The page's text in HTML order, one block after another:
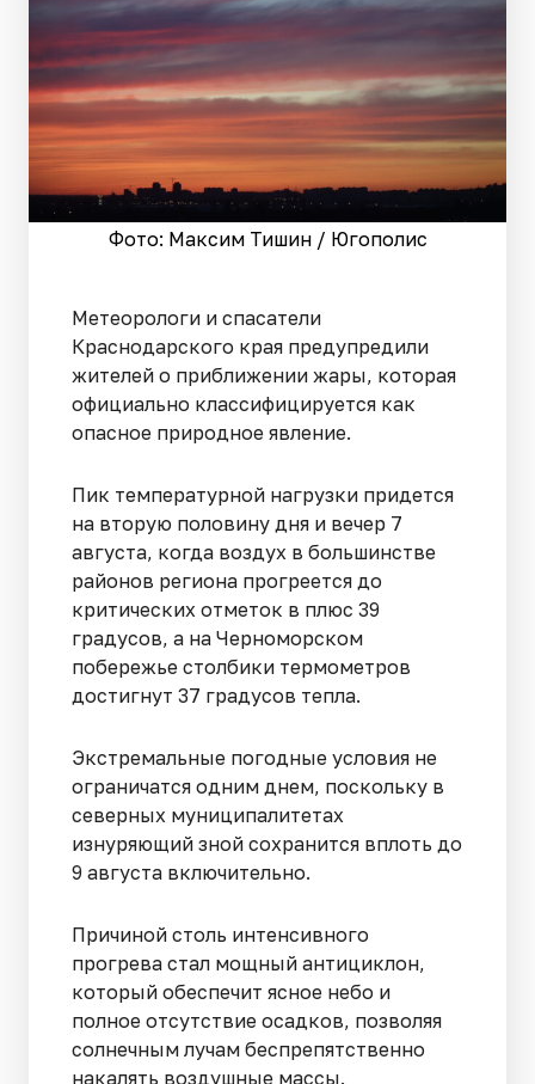
Фото: Максим Тишин / Югополис
Метеорологи и спасатели
Краснодарского края предупредили
жителей о приближении жары, которая
официально классифицируется как
опасное природное явление.
Пик температурной нагрузки придется
на вторую половину дня и вечер 7
августа, когда воздух в большинстве
районов региона прогреется до
критических отметок в плюс 39
градусов, а на Черноморском
побережье столбики термометров
достигнут 37 градусов тепла.
Экстремальные погодные условия не
ограничатся одним днем, поскольку в
северных муниципалитетах
изнуряющий зной сохранится вплоть до
9 августа включительно.
Причиной столь интенсивного
прогрева стал мощный антициклон,
который обеспечит ясное небо и
полное отсутствие осадков, позволяя
солнечным лучам беспрепятственно
накалять воздушные массы.